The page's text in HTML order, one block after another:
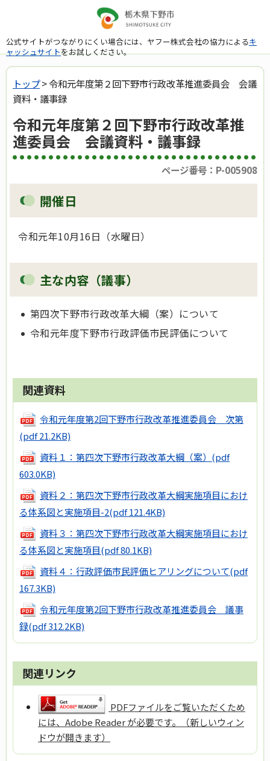
公式サイトがつながりにくい場合には、ヤフー株式会社の協力によるキ
ャッシュサイトをお試しください。
トップ> 令和元年度第２回下野市行政改革推進委員会 会議
資料・議事録
令和元年度第２回下野市行政改革推
進委員会 会議資料・議事録
ページ番号：P-005908
開催日
令和元年10月16日（水曜日）
主な内容（議事）
第四次下野市行政改革大綱（案）について
令和元年度下野市行政評価市民評価について
関連資料
令和元年度第2回下野市行政改革推進委員会 次第
(pdf 21.2KB)
資料１：第四次下野市行政改革大綱（案） (pdf
603.0KB)
資料２：第四次下野市行政改革大綱実施項目におけ
る体系図と実施項目-2(pdf 121.4KB)
資料３：第四次下野市行政改革大綱実施項目におけ
る体系図と実施項目(pdf 80.1KB)
資料４：行政評価市民評価ヒアリングについて(pdf
167.3KB)
令和元年度第2回下野市行政改革推進委員会 議事
録(pdf 312.2KB)
関連リンク
PDFファイルをご覧いただくため
には、Adobe Reader が必要です。（新しいウィン
ドウが開きます）